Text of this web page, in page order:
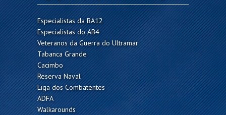
Especialistas da BA12
Especialistas do AB4
Veteranos da Guerra do Ultramar
Tabanca Grande
Cacimbo
Reserva Naval
Liga dos Combatentes
ADFA
Walkarounds